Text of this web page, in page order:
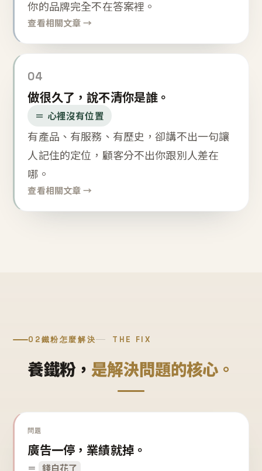
你的品牌完全不在答案裡。
查看相關文章 →
04
做很久了，說不清你是誰。
＝ 心裡沒有位置
有產品、有服務、有歷史，卻講不出一句讓
人記住的定位，顧客分不出你跟別人差在
哪。
查看相關文章 →
02鐵粉怎麼解決 THE FIX
養鐵粉， 是解決問題的核心。
問題
廣告一停，業績就掉。
＝ 錢白花了